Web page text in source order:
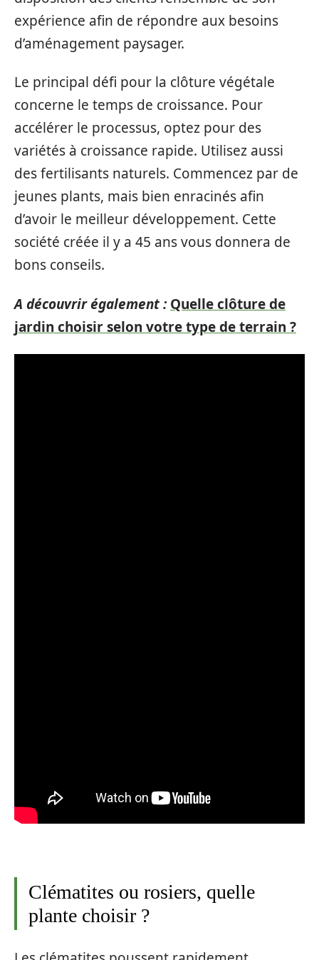
expérience afin de répondre aux besoins
d’aménagement paysager.
Le principal défi pour la clôture végétale
concerne le temps de croissance. Pour
accélérer le processus, optez pour des
variétés à croissance rapide. Utilisez aussi
des fertilisants naturels. Commencez par de
jeunes plants, mais bien enracinés afin
d’avoir le meilleur développement. Cette
société créée il y a 45 ans vous donnera de
bons conseils.
A découvrir également : Quelle clôture de
jardin choisir selon votre type de terrain ?
Clématites ou rosiers, quelle
plante choisir ?